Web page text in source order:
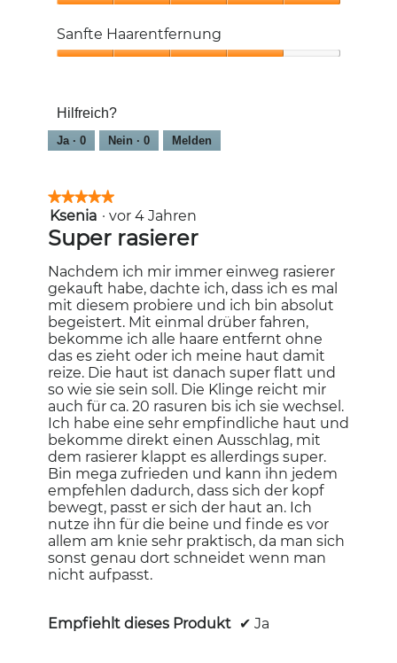
Hautirritationen,
5
Sanfte Haarentfernung
von
5
Hilfreich?
Ja · 0 Nein · 0 Melden
★★★★★
★★★★★
5
von
5
Sternen.
Ksenia · vor 4 Jahren
Super rasierer
Nachdem ich mir immer einweg rasierer
gekauft habe, dachte ich, dass ich es mal
mit diesem probiere und ich bin absolut
begeistert. Mit einmal drüber fahren,
bekomme ich alle haare entfernt ohne
das es zieht oder ich meine haut damit
reize. Die haut ist danach super flatt und
so wie sie sein soll. Die Klinge reicht mir
auch für ca. 20 rasuren bis ich sie wechsel.
Ich habe eine sehr empfindliche haut und
bekomme direkt einen Ausschlag, mit
dem rasierer klappt es allerdings super.
Bin mega zufrieden und kann ihn jedem
empfehlen dadurch, dass sich der kopf
bewegt, passt er sich der haut an. Ich
nutze ihn für die beine und finde es vor
allem am knie sehr praktisch, da man sich
sonst genau dort schneidet wenn man
nicht aufpasst.
Empfiehlt dieses Produkt ✔ Ja